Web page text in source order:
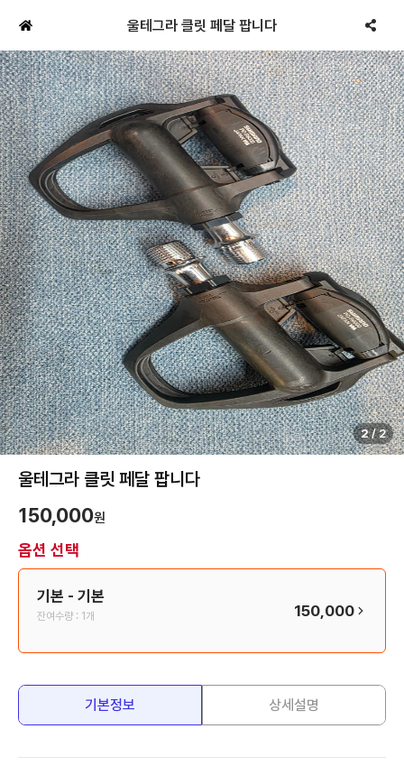
울테그라 클릿 페달 팝니다
2/2
울테그라 클릿 페달 팝니다
150,000원
옵션 선택
기본 - 기본
잔여수량 : 1개 150,000
기본정보 상세설명